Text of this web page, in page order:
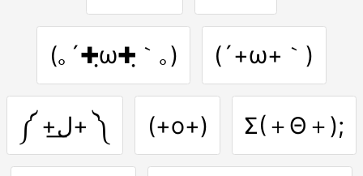
(｡´✚ฺω✚ฺ｀｡) (´+ω+｀)
༼ +ل͟+ ༽ (+o+) Σ(＋Θ＋);